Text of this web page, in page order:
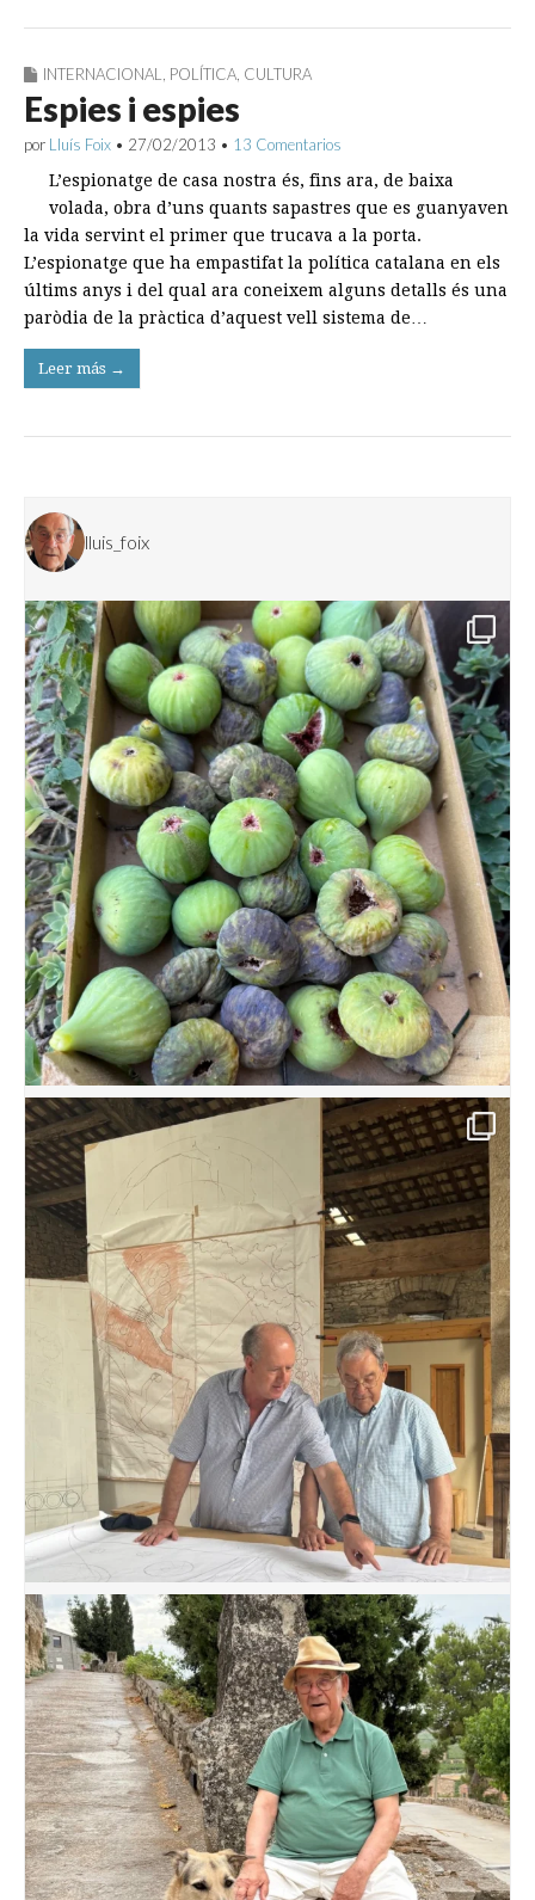
INTERNACIONAL, POLÍTICA, CULTURA
Espies i espies
por Lluís Foix • 27/02/2013 • 13 Comentarios
L’espionatge de casa nostra és, fins ara, de baixa
volada, obra d’uns quants sapastres que es guanyaven
la vida servint el primer que trucava a la porta.
L’espionatge que ha empastifat la política catalana en els
últims anys i del qual ara coneixem alguns detalls és una
paròdia de la pràctica d’aquest vell sistema de…
Leer más →
lluis_foix